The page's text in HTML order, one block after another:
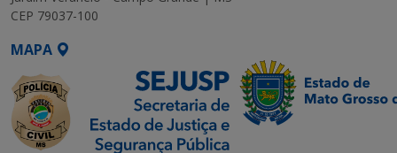
CEP 79037-100
MAPA